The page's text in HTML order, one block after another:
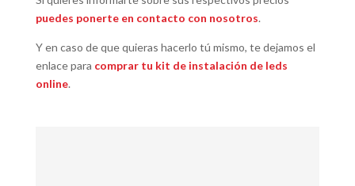
puedes ponerte en contacto con nosotros.
Y en caso de que quieras hacerlo tú mismo, te dejamos el
enlace para comprar tu kit de instalación de leds
online.